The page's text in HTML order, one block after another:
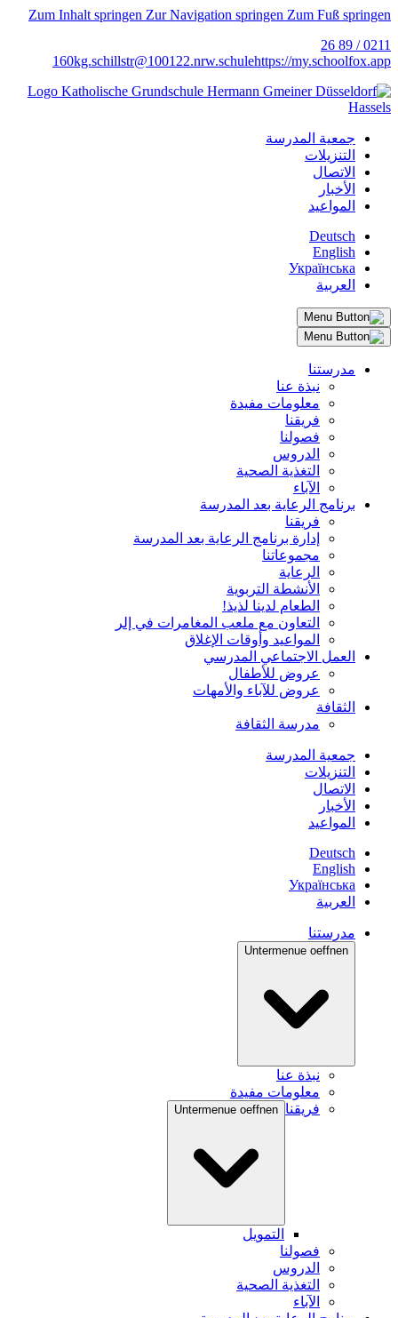
Zum Inhalt springen Zur Navigation springen Zum Fuß springen
0211 / 89 26
160kg.schillstr@100122.nrw.schulehttps://my.schoolfox.app
جمعية المدرسة
التنزيلات
الاتصال
الأخبار
المواعيد
Deutsch
English
Українська
العربية
مدرستنا
نبذة عنا
معلومات مفيدة
فريقنا
فصولنا
الدروس
التغذية الصحية
الآباء
برنامج الرعاية بعد المدرسة
فريقنا
إدارة برنامج الرعاية بعد المدرسة
مجموعاتنا
الرعاية
الأنشطة التربوية
الطعام لدينا لذيذ!
التعاون مع ملعب المغامرات في إلر
المواعيد وأوقات الإغلاق
العمل الاجتماعي المدرسي
عروض للأطفال
عروض للآباء والأمهات
الثقافة
مدرسة الثقافة
جمعية المدرسة
التنزيلات
الاتصال
الأخبار
المواعيد
Deutsch
English
Українська
العربية
مدرستنا
Untermenue oeffnen
نبذة عنا
معلومات مفيدة
فريقنا Untermenue oeffnen
التمويل
فصولنا
الدروس
التغذية الصحية
الآباء